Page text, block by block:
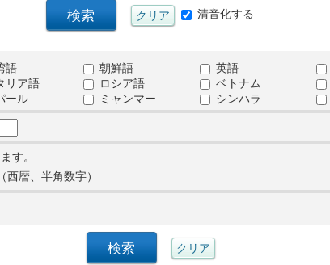
清音化する
語 朝鮮語 英語
リア語 ロシア語 ベトナム
ール ミャンマー シンハラ
す。
西暦、半角数字）